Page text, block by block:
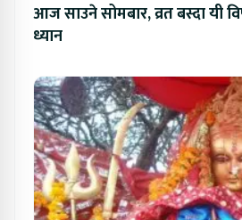
आज साउने सोमबार, व्रत बस्दा यी
ध्यान